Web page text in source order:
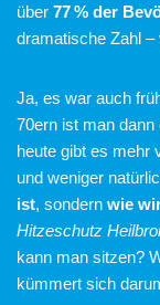
über 77 % der
dramatische Zahl –
Ja, es war auch
70ern ist man dann
heute gibt es mehr
und weniger
ist, sondern wie
Hitzeschutz
kann man sitzen?
kümmert sich